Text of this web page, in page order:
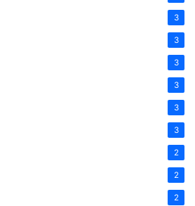
3
3
3
3
3
3
2
2
2